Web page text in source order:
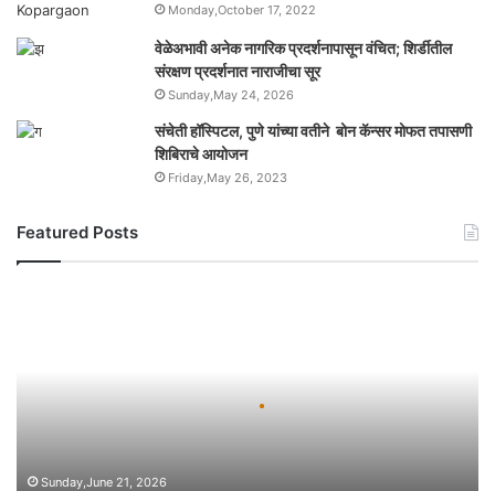
Monday,October 17, 2022
वेळेअभावी अनेक नागरिक प्रदर्शनापासून वंचित; शिर्डीतील
संरक्षण प्रदर्शनात नाराजीचा सूर
Sunday,May 24, 2026
संचेती हॉस्पिटल, पुणे यांच्या वतीने बोन कॅन्सर मोफत तपासणी
शिबिराचे आयोजन
Friday,May 26, 2023
Featured Posts
Sunday,June 21, 2026